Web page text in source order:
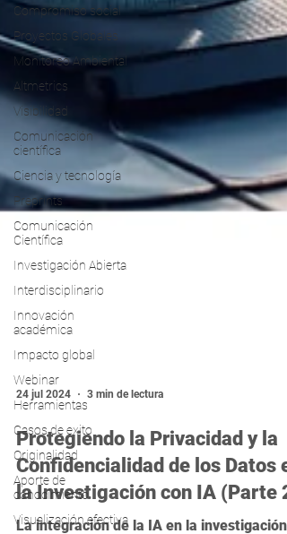
Compromiso social
Proyectos Globales
Monitoreo Ambiental
Altmetrics
Visibilidad
Comunicación
científica
Ciencia y tecnología
Preprints
Comunicación
Científica
Investigación Abierta
Interdisciplinario
Innovación
académica
Impacto global
Webinar
Herramientas
Casos de exito
Originalidad
Aporte de
conocimiento
Visualización efectiva
24 jul 2024 3 min de lectura
Protegiendo la Privacidad y la
Confidencialidad de los Datos
la Investigación con IA (Parte